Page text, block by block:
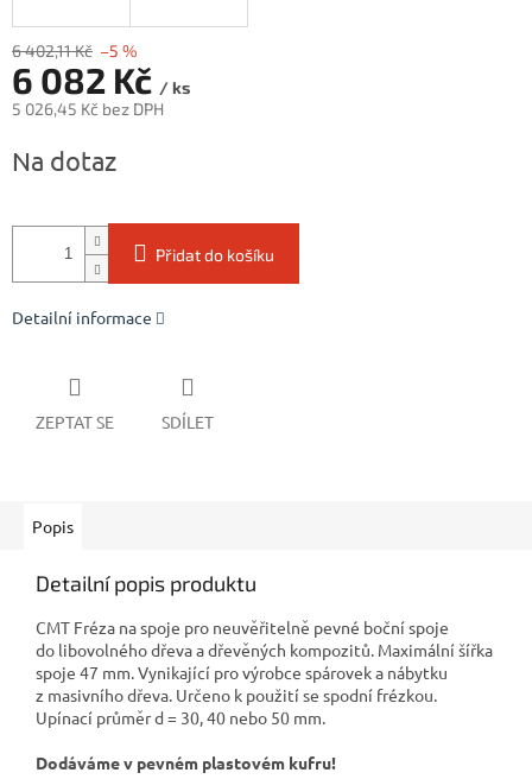
6 402,11 Kč –5 %
6 082 Kč / ks
5 026,45 Kč bez DPH
cena:
Na dotaz
Přidat do košíku
Detailní informace
ZEPTAT SE SDÍLET
Popis
Detailní popis produktu
CMT Fréza na spoje pro neuvěřitelně pevné boční spoje
do libovolného dřeva a dřevěných kompozitů. Maximální šířka
spoje 47 mm. Vynikající pro výrobce spárovek a nábytku
z masivního dřeva. Určeno k použití se spodní frézkou.
Upínací průměr d = 30, 40 nebo 50 mm.
Dodáváme v pevném plastovém kufru!